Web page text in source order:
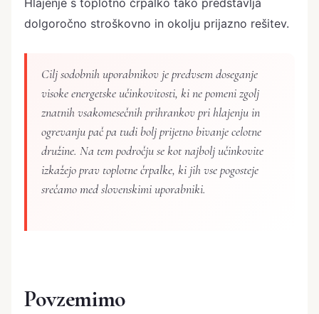
dolgoročno stroškovno in okolju prijazno rešitev.
Cilj sodobnih uporabnikov je predvsem doseganje
visoke energetske učinkovitosti, ki ne pomeni zgolj
znatnih vsakomesečnih prihrankov pri hlajenju in
ogrevanju pač pa tudi bolj prijetno bivanje celotne
družine. Na tem področju se kot najbolj učinkovite
izkažejo prav toplotne črpalke, ki jih vse pogosteje
srečamo med slovenskimi uporabniki.
Povzemimo